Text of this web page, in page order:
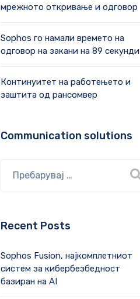
мрежното откривање и одговор
Sophos го намали времето на
одговор на закани на 89 секунди
Континуитет на работењето и
заштита од рансомвер
Communication solutions
Recent Posts
Sophos Fusion, најкомплетниот
систем за кибербезбедност
базиран на AI